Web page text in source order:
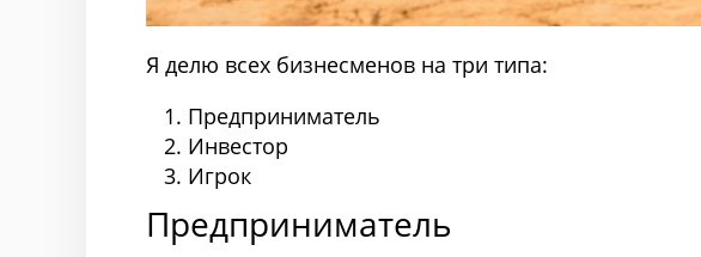
Я делю всех бизнесменов на три типа:
Предприниматель
Инвестор
Игрок
Предприниматель